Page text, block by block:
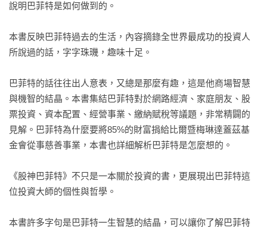
說明巴菲特是如何做到的。
本書反映巴菲特過去的生活，內容摘錄全世界最成功的投資人
所說過的話，字字珠璣，趣味十足。
巴菲特的話往往出人意表，又總是那麼有趣，這是他商場智慧
與機智的結晶。本書集結巴菲特對於網路經濟、家庭朋友、股
票投資、資本配置、經營事業、繳納賦稅等議題，非常精闢的
見解。巴菲特為什麼要將85%的財富捐給比爾暨梅琳達蓋茲基
金會從事慈善事業，本書也詳細解析巴菲特是怎麼想的。
《股神巴菲特》不只是一本關於投資的書，更展現出巴菲特這
位投資大師的個性與哲學。
本書許多字句是巴菲特一生智慧的結晶，可以讓你了解巴菲特